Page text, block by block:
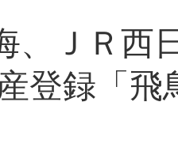
、ＪＲ西
登録「